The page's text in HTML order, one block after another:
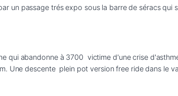
un passage trés expo sous la barre de séracs qui
qui abandonne à 3700  victime d'une crise
Une descente  plein pot version free ride dans le